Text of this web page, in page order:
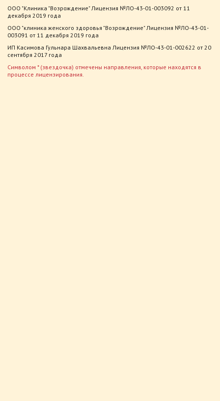
ООО "Клиника "Возрождение" Лицензия №ЛО-43-01-003092 от 11
декабря 2019 года
ООО "клиника женского здоровья "Возрождение" Лицензия №ЛО-43-01-
003091 от 11 декабря 2019 года
ИП Касимова Гульнара Шахвальевна Лицензия №ЛО-43-01-002622 от 20
сентября 2017 года
Символом * (звездочка) отмечены направления, которые находятся в
процессе лицензирования.